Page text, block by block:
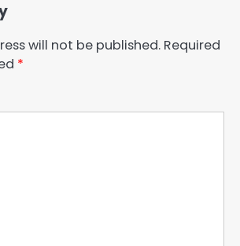
will not be published. Required
*